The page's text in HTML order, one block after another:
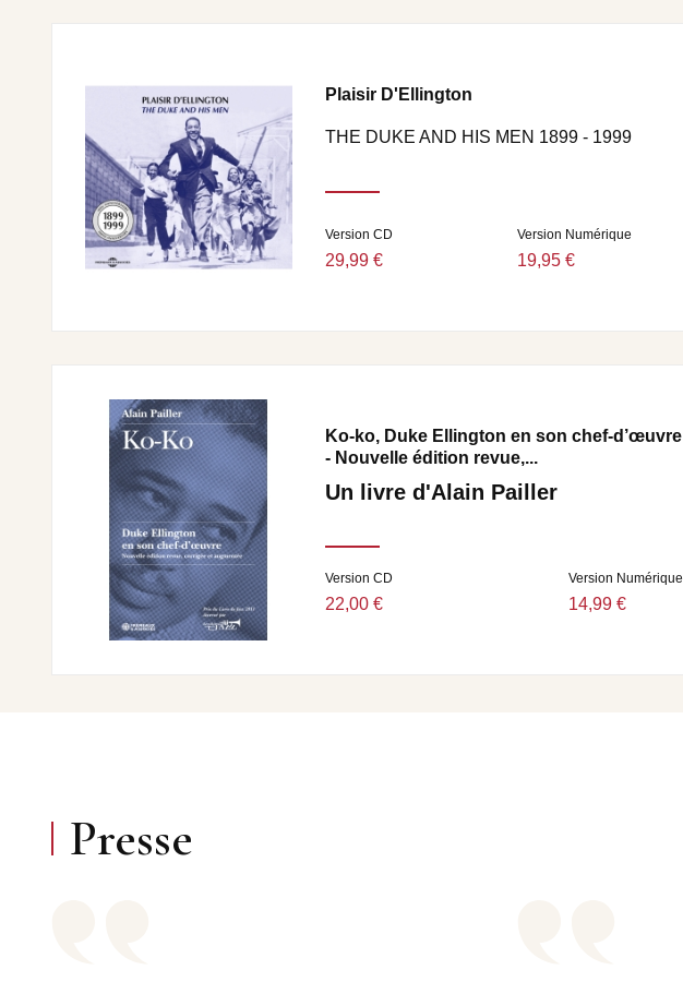
Plaisir D'Ellington
THE DUKE AND HIS MEN 1899 - 1999
Version CD
29,99 €
Version Numérique
19,95 €
Ko-ko, Duke Ellington en son chef-d’œuvre
- Nouvelle édition revue,...
Un livre d'Alain Pailler
Version CD
22,00 €
Version Numérique
14,99 €
Presse